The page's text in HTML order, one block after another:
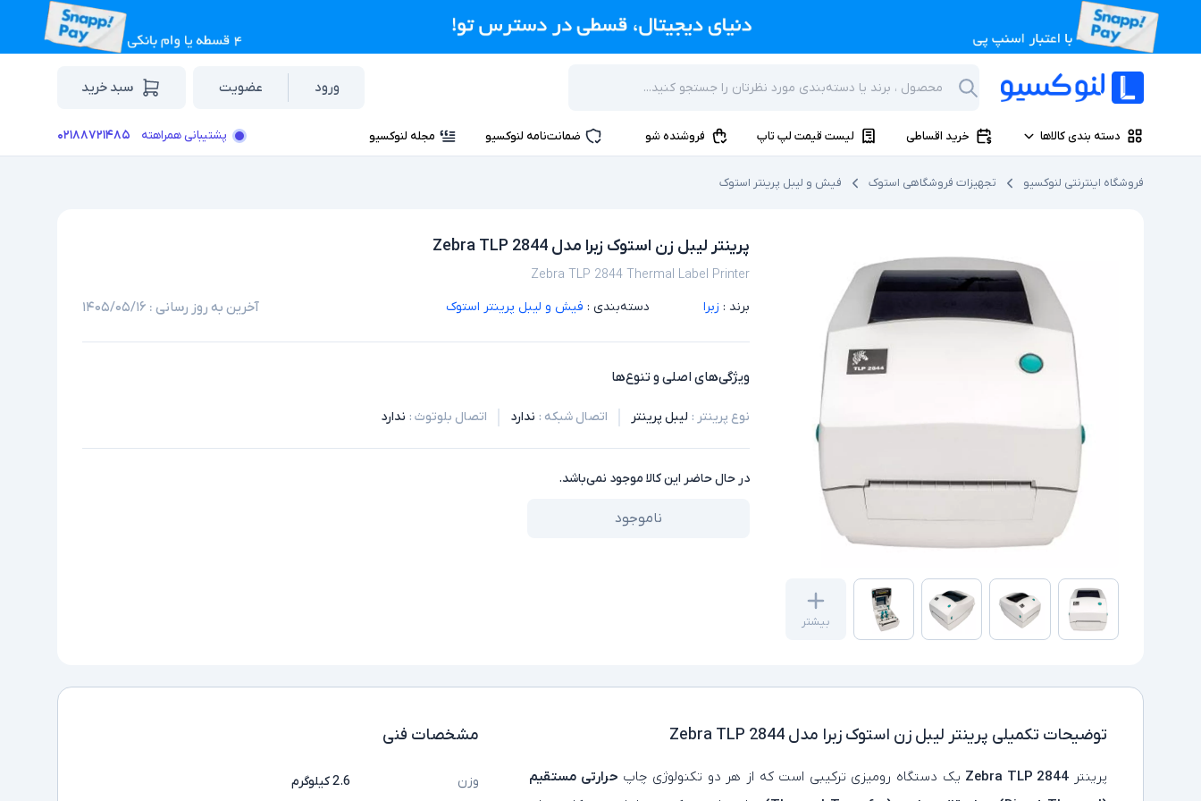
ورود عضویت سبد خرید
دسته بندی کالاها خرید اقساطی لیست قیمت لپ تاپ فروشنده شو ضمانت‌نامه لنوکسیو مجله لنوکسیو پشتیبانی همراهته ۰۲۱۸۸۷۲۱۴۸۵
فروشگاه اینترنتی لنوکسیو تجهیزات فروشگاهی استوک فیش و لیبل پرینتر استوک
بیشتر
پرینتر لیبل زن استوک زبرا مدل Zebra TLP 2844
Zebra TLP 2844 Thermal Label Printer
برند : زبرا دسته‌بندی : فیش و لیبل پرینتر استوک آخرین به روز رسانی : ۱۴۰۵/۰۵/۱۶
ویژگی‌های اصلی و تنوع‌ها
نوع پرینتر : لیبل پرینتر اتصال شبکه : ندارد اتصال بلوتوث : ندارد
در حال حاضر این کالا موجود نمی‌باشد.
ناموجود
توضیحات تکمیلی پرینتر لیبل زن استوک زبرا مدل Zebra TLP 2844
پرینتر Zebra TLP 2844 یک دستگاه رومیزی ترکیبی است که از هر دو تکنولوژی چاپ حرارتی مستقیم
مشخصات فنی
وزن 2.6 کیلوگرم